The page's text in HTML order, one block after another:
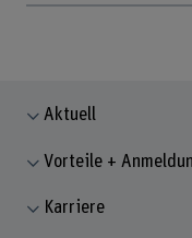
Aktuell
Vorteile +
Karriere